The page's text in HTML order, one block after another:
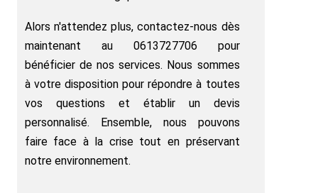
Alors n'attendez plus, contactez-nous dès
maintenant au 0613727706 pour
bénéficier de nos services. Nous sommes
à votre disposition pour répondre à toutes
vos questions et établir un devis
personnalisé. Ensemble, nous pouvons
faire face à la crise tout en préservant
notre environnement.